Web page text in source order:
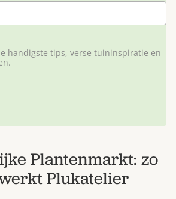
handigste tips, verse tuininspiratie en
Plantenmarkt: zo
Plukatelier